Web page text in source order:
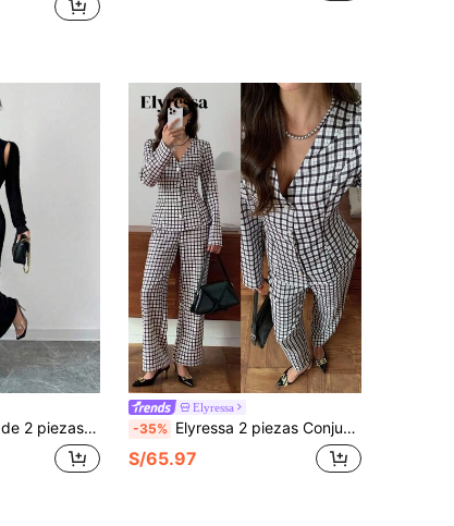
y top con cuello de chal para mujer, para otoño
Elyressa
-35% Elyressa 2 piezas Conjunto de pantalón y blusa de manga larga con botones a cuadros para mujer
S/65.97